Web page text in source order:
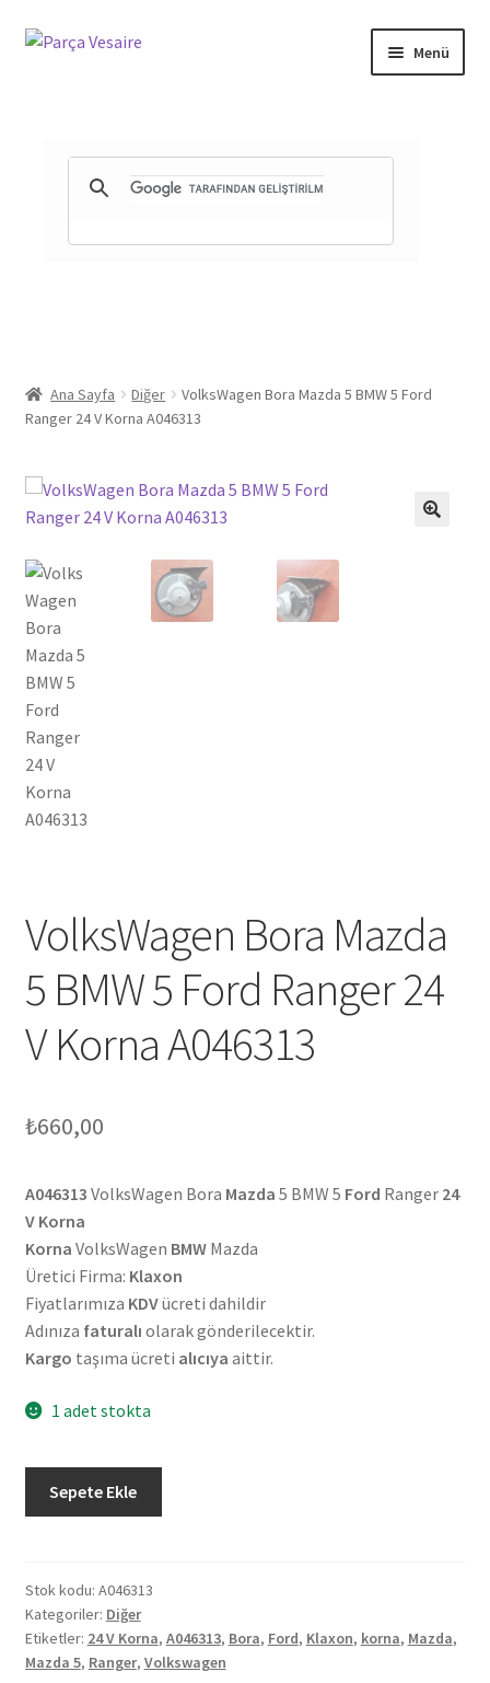
Dolaşıma
İçeriğe
Menü
Mesafeli Satış Sözleşmesi
Ana Sayfa Diğer
VolksWagen Bora Mazda 5 BMW 5 Ford
Ranger 24 V Korna A046313
VolksWagen Bora Mazda
5 BMW 5 Ford Ranger 24
V Korna A046313
₺660,00
A046313 VolksWagen Bora Mazda 5 BMW 5 Ford Ranger 24
V Korna
Korna VolksWagen BMWMazda
Üretici Firma: Klaxon
Fiyatlarımıza KDVücreti dahildir
Adınıza faturalı olarak gönderilecektir.
Kargo taşıma ücreti alıcıya aittir.
1 adet stokta
BMW
5
Ford
Ranger
Sepete Ekle
Stok kodu: A046313
Kategoriler: Diğer
Etiketler: 24 V Korna, A046313, Bora, Ford, Klaxon, korna, Mazda,
Mazda 5, Ranger, Volkswagen